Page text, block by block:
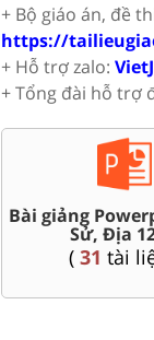
+ Bộ giáo án, đề
https://
+ Hỗ trợ zalo:
+ Tổng đài hỗ trợ
500+ đề thi
THPT
(128